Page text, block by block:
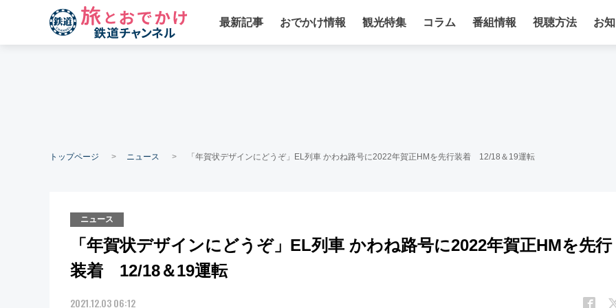
最新記事 おでかけ情報 観光特集 コラム 番組情報 視聴方法 お
トップページ ニュース 「年賀状デザインにどうぞ」EL列車 かわね路号に2022年賀正HMを先行装着 12/18＆19運転
ニュース
「年賀状デザインにどうぞ」EL列車 かわね路号に2022年賀正HMを先行
装着 12/18＆19運転
2021.12.03 06:12